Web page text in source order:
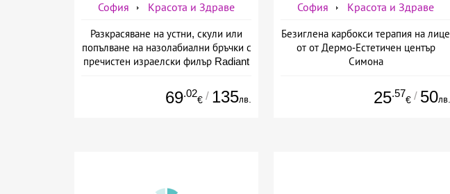
София Красота и Здраве
Разкрасяване на устни, скули или
попълване на назолабиални бръчки с
пречистен израелски филър Radiant
69.02
€ / 135лв.
София Красота и Здраве
Безиглена карбокси терапия на лице
от от Дермо-Естетичен център
Симона
25.57
€ / 50лв.